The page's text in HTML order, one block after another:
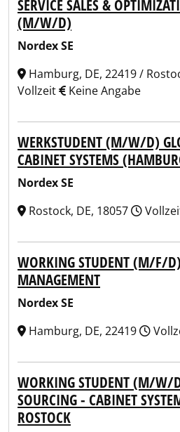
SERVICE SALES &
(M/W/D)
Nordex SE
Hamburg, DE, 22419 /
Vollzeit
Keine Angabe
WERKSTUDENT (M/W/D)
CABINET SYSTEMS
Nordex SE
Rostock, DE, 18057
WORKING STUDENT (M/F/D)
MANAGEMENT
Nordex SE
Hamburg, DE, 22419
WORKING STUDENT (M/W/
SOURCING - CABINET
ROSTOCK